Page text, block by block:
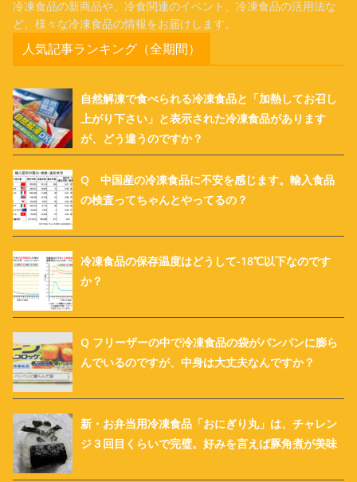
冷凍食品の新商品や、冷食関連のイベント、冷凍食品の活用法な
ど、様々な冷凍食品の情報をお届けします。
人気記事ランキング（全期間）
自然解凍で食べられる冷凍食品と「加熱してお召し
上がり下さい」と表示された冷凍食品があります
が、どう違うのですか？
Q 中国産の冷凍食品に不安を感じます。輸入食品
の検査ってちゃんとやってるの？
冷凍食品の保存温度はどうして-18℃以下なのです
か？
Q フリーザーの中で冷凍食品の袋がパンパンに膨ら
んでいるのですが、中身は大丈夫なんですか？
新・お弁当用冷凍食品「おにぎり丸」は、チャレン
ジ３回目くらいで完璧。好みを言えば豚角煮が美味